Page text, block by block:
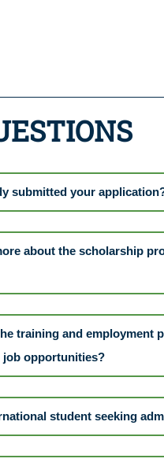
submitted your
about the scholarship
training and employment
job opportunities?
student seeking